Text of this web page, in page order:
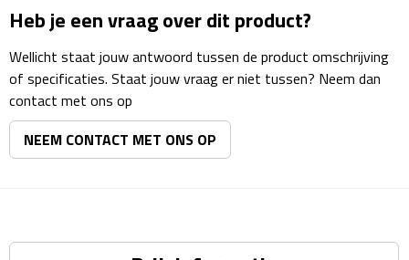
Reisbekers
Opbergtasjes
Koffersloten
Bagageweegschalen
Bagagelabels
Heb je een vraag over dit product?
Wellicht staat jouw antwoord tussen de product omschrijving
of specificaties. Staat jouw vraag er niet tussen? Neem dan
contact met ons op
NEEM CONTACT MET ONS OP